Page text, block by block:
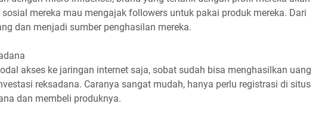
mereka mau mengajak followers untuk pakai produk mereka. Dari
dan menjadi sumber penghasilan mereka.
akses ke jaringan internet saja, sobat sudah bisa menghasilkan uang
reksadana. Caranya sangat mudah, hanya perlu registrasi di situs
dan membeli produknya.